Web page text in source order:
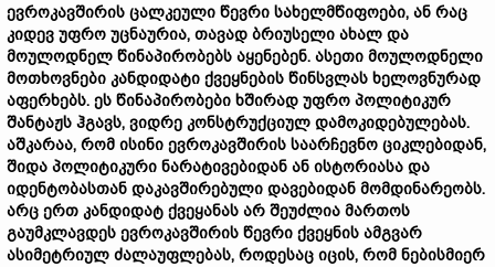
ევროკავშირის ცალკეული წევრი სახელმწიფოები, ან რაც
კიდევ უფრო უცნაურია, თავად ბრიუსელი ახალ და
მოულოდნელ წინაპირობებს აყენებენ. ასეთი მოულოდნელი
მოთხოვნები კანდიდატი ქვეყნების წინსვლას ხელოვნურად
აფერხებს. ეს წინაპირობები ხშირად უფრო პოლიტიკურ
შანტაჟს ჰგავს, ვიდრე კონსტრუქციულ დამოკიდებულებას.
აშკარაა, რომ ისინი ევროკავშირის საარჩევნო ციკლებიდან,
შიდა პოლიტიკური ნარატივებიდან ან ისტორიასა და
იდენტობასთან დაკავშირებული დავებიდან მომდინარეობს.
არც ერთ კანდიდატ ქვეყანას არ შეუძლია მართოს
გაუმკლავდეს ევროკავშირის წევრი ქვეყნის ამგვარ
ასიმეტრიულ ძალაუფლებას, როდესაც იცის, რომ ნებისმიერ